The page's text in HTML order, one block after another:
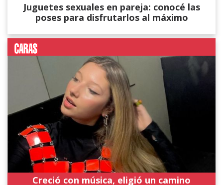
Juguetes sexuales en pareja: conocé las
poses para disfrutarlos al máximo
Creció con música, eligió un camino